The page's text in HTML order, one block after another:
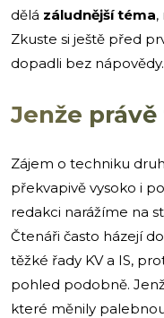
dělá záludnější téma,
Zkuste si ještě před
dopadli bez nápovědy.
Jenže
Zájem o techniku
překvapivě vysoko i
redakci narážíme na
Čtenáři často házejí
těžké řady KV a IS,
pohled podobně.
které měnily